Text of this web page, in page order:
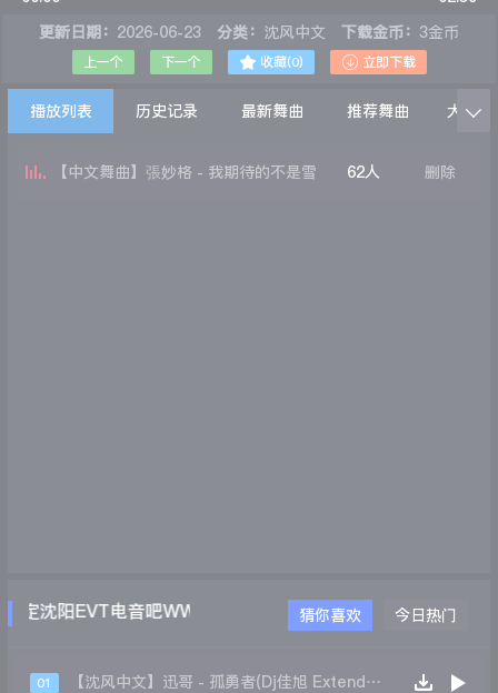
更新日期： 2026-06-23 分类： 沈风中文 下载金币： 3金币
上一个 下一个  收藏(0)  立即下载
播放列表 历史记录 最新舞曲 推荐舞曲 大家在

【中文舞曲】張妙格 - 我期待的不是雪 62人 删除
定沈阳EVT电音吧WWW.EVTDJ.COM猜你喜欢 今日热门
01 【沈风中文】迅哥 - 孤勇者(Dj佳旭 Extended Mix)